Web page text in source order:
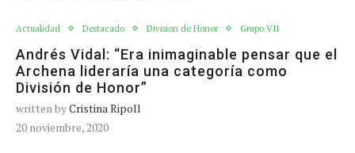
Actualidad Destacado Division de Honor Grupo VII
Andrés Vidal: “Era inimaginable pensar que el
Archena lideraría una categoría como
División de Honor”
written byCristina Ripoll
20 noviembre, 2020